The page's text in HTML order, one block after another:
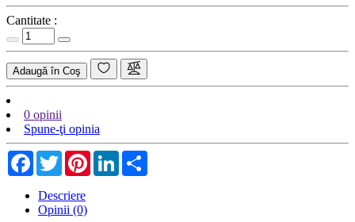
Cantitate :
Adaugă în Coş
0 opinii
Spune-ţi opinia
Facebook
TwitterPinterestLinkedIn
Descriere
Opinii (0)